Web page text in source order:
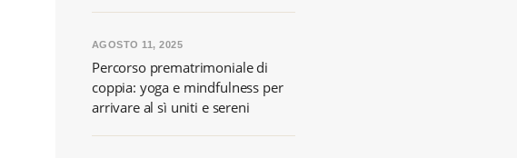
Percorso prematrimoniale di
coppia: yoga e mindfulness per
arrivare al sì uniti e sereni
AGOSTO 11, 2025